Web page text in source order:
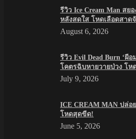
รีวิว Ice Cream Man ส
หลังสดใส โหดเลือดสาด
August 6, 2026
รีวิว Evil Dead Burn ‘ผี
โคตรฉิบหายวายป่วง โห
July 9, 2026
ICE CREAM MAN ปล่อ
โหดสุดขีด!
June 5, 2026